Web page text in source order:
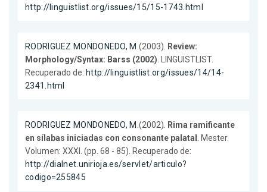
http://linguistlist.org/issues/15/15-1743.html
RODRIGUEZ MONDONEDO, M.(2003). Review:
Morphology/Syntax: Barss (2002). LINGUISTLIST.
Recuperado de: http://linguistlist.org/issues/14/14-
2341.html
RODRIGUEZ MONDONEDO, M.(2002). Rima ramificante
en sílabas iniciadas con consonante palatal . Mester.
Volumen: XXXI. (pp. 68 - 85). Recuperado de:
http://dialnet.unirioja.es/servlet/articulo?
codigo=255845